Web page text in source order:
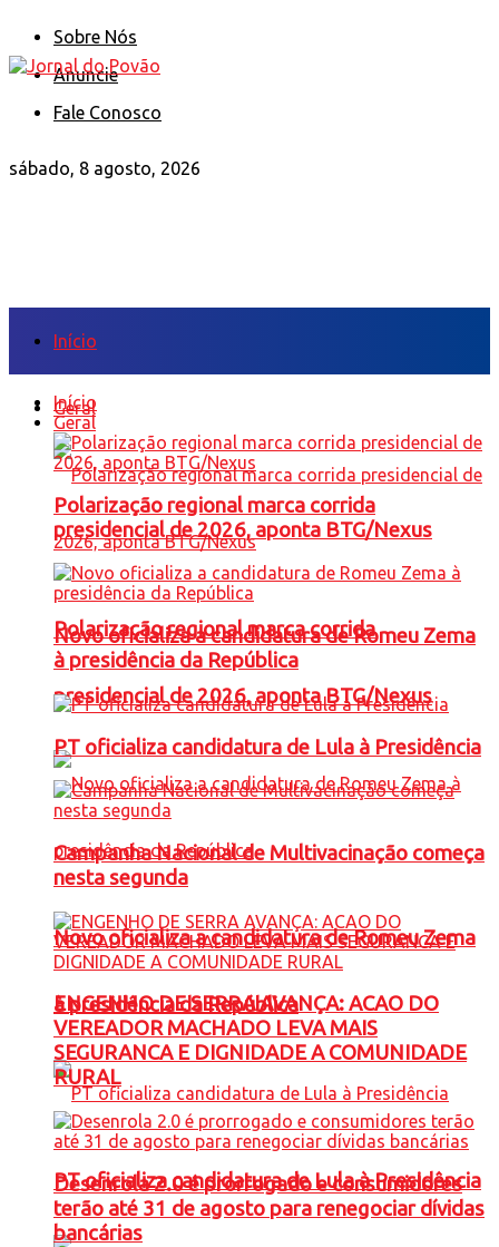
Sobre Nós
Anuncie
Fale Conosco
sábado, 8 agosto, 2026
Início
Geral
Polarização regional marca corrida
presidencial de 2026, aponta BTG/Nexus
Novo oficializa a candidatura de Romeu Zema
à presidência da República
PT oficializa candidatura de Lula à Presidência
Início
Geral
Polarização regional marca corrida
presidencial de 2026, aponta BTG/Nexus
Novo oficializa a candidatura de Romeu Zema
à presidência da República
PT oficializa candidatura de Lula à Presidência
Campanha Nacional de Multivacinação começa
nesta segunda
ENGENHO DE SERRA AVANÇA: ACAO DO
VEREADOR MACHADO LEVA MAIS
SEGURANCA E DIGNIDADE A COMUNIDADE
RURAL
Desenrola 2.0 é prorrogado e consumidores
terão até 31 de agosto para renegociar dívidas
bancárias